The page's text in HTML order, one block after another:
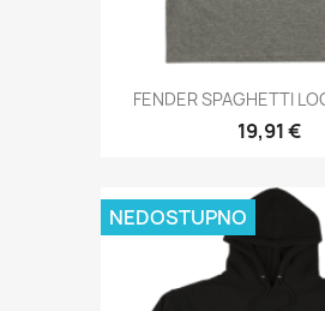
FENDER SPAGHETTI
19,91 €
NEDOSTUPNO